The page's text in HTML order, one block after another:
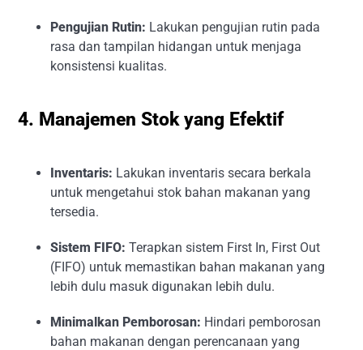
Pengujian Rutin: Lakukan pengujian rutin pada
rasa dan tampilan hidangan untuk menjaga
konsistensi kualitas.
4. Manajemen Stok yang Efektif
Inventaris: Lakukan inventaris secara berkala
untuk mengetahui stok bahan makanan yang
tersedia.
Sistem FIFO: Terapkan sistem First In, First Out
(FIFO) untuk memastikan bahan makanan yang
lebih dulu masuk digunakan lebih dulu.
Minimalkan Pemborosan: Hindari pemborosan
bahan makanan dengan perencanaan yang